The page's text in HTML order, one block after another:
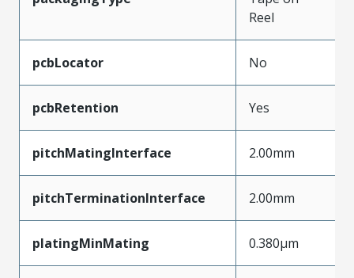
Reel
pcbLocator No
pcbRetention Yes
pitchMatingInterface 2.00mm
pitchTerminationInterface 2.00mm
platingMinMating 0.380µm